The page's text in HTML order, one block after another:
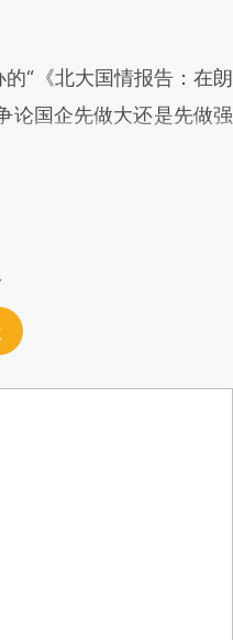
“《北大国情报告：在朗
论国企先做大还是先做强